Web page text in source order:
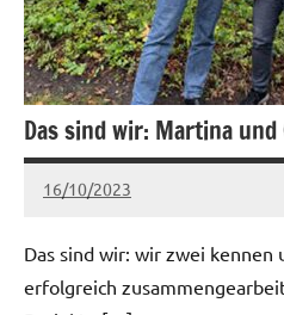
Das sind wir: Martina und
16/10/2023
Claudia
Keine
Das sind wir: wir zwei kennen
erfolgreich